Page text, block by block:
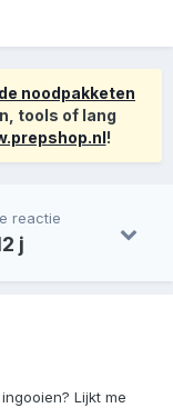
noodpakketen
tools of lang
!
reactie
j
Lijkt me